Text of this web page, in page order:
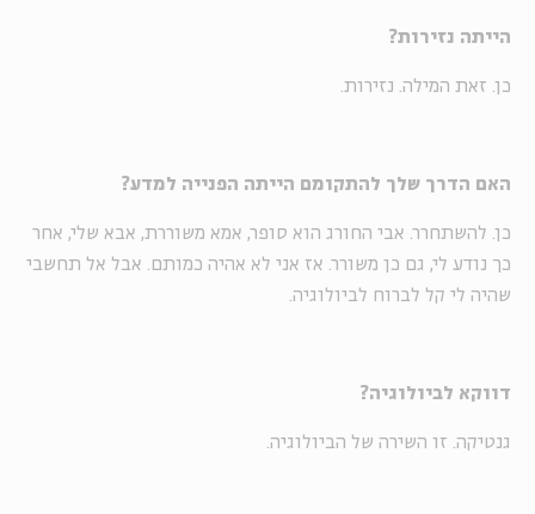
הייתה נזירות?
כן. זאת המילה. נזירות.
האם הדרך שלך להתקומם הייתה הפנייה למדע?
כן. להשתחרר. אבי החורג הוא סופר, אמא משוררת, אבא שלי, אחר
כך נודע לי, גם כן משורר. אז אני לא אהיה כמותם. אבל אל תחשבי
שהיה לי קל לברוח לביולוגיה.
דווקא לביולוגיה?
גנטיקה. זו השירה של הביולוגיה.